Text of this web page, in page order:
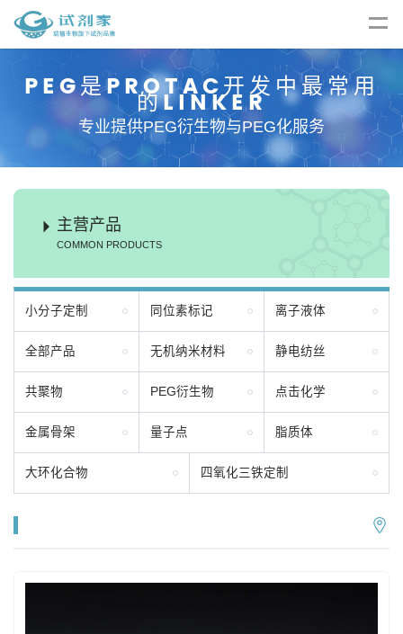
PEG是PROTAC开发中最常用
的LINKER
专业提供PEG衍生物与PEG化服务
多肽修饰、多肽定制、生物细胞
实验
小分子合成服务
主营产品
COMMON PRODUCTS
小分子定制 同位素标记 离子液体
全部产品 无机纳米材料 静电纺丝
共聚物 PEG衍生物 点击化学
金属骨架 量子点 脂质体
大环化合物 四氧化三铁定制